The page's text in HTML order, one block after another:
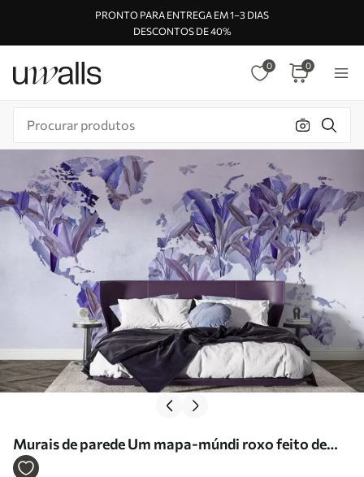
PRONTO PARA ENTREGA EM 1–3 DIAS
DESCONTOS DE 40%
0 0
Murais de parede Um mapa-múndi roxo feito de
folhas de bananeira Nr. c00007v1